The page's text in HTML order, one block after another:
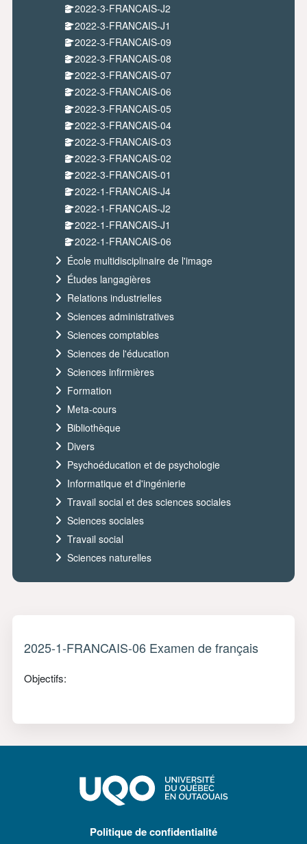
2025-1-FRANCAIS-06 Examen de français
Objectifs:
2022-3-FRANCAIS-J2
2022-3-FRANCAIS-J1
2022-3-FRANCAIS-09
2022-3-FRANCAIS-08
2022-3-FRANCAIS-07
2022-3-FRANCAIS-06
2022-3-FRANCAIS-05
2022-3-FRANCAIS-04
2022-3-FRANCAIS-03
2022-3-FRANCAIS-02
2022-3-FRANCAIS-01
2022-1-FRANCAIS-J4
2022-1-FRANCAIS-J2
2022-1-FRANCAIS-J1
2022-1-FRANCAIS-06
École multidisciplinaire de l'image
Études langagières
Relations industrielles
Sciences administratives
Sciences comptables
Sciences de l'éducation
Sciences infirmières
Formation
Meta-cours
Bibliothèque
Divers
Psychoéducation et de psychologie
Informatique et d'ingénierie
Travail social et des sciences sociales
Sciences sociales
Travail social
Sciences naturelles
Politique de confidentialité